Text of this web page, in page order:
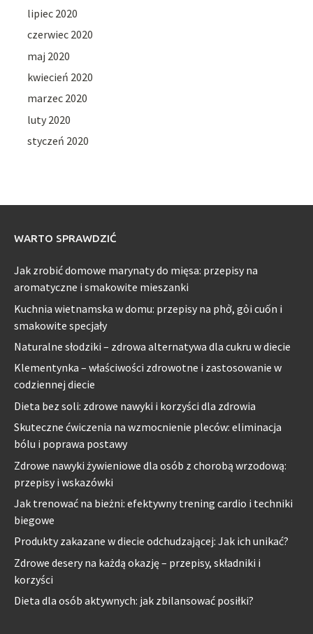
lipiec 2020
czerwiec 2020
maj 2020
kwiecień 2020
marzec 2020
luty 2020
styczeń 2020
WARTO SPRAWDZIĆ
Jak zrobić domowe marynaty do mięsa: przepisy na
aromatyczne i smakowite mieszanki
Kuchnia wietnamska w domu: przepisy na phở, gỏi cuốn i
smakowite specjały
Naturalne słodziki – zdrowa alternatywa dla cukru w diecie
Klementynka – właściwości zdrowotne i zastosowanie w
codziennej diecie
Dieta bez soli: zdrowe nawyki i korzyści dla zdrowia
Skuteczne ćwiczenia na wzmocnienie pleców: eliminacja
bólu i poprawa postawy
Zdrowe nawyki żywieniowe dla osób z chorobą wrzodową:
przepisy i wskazówki
Jak trenować na bieżni: efektywny trening cardio i techniki
biegowe
Produkty zakazane w diecie odchudzającej: Jak ich unikać?
Zdrowe desery na każdą okazję – przepisy, składniki i
korzyści
Dieta dla osób aktywnych: jak zbilansować posiłki?